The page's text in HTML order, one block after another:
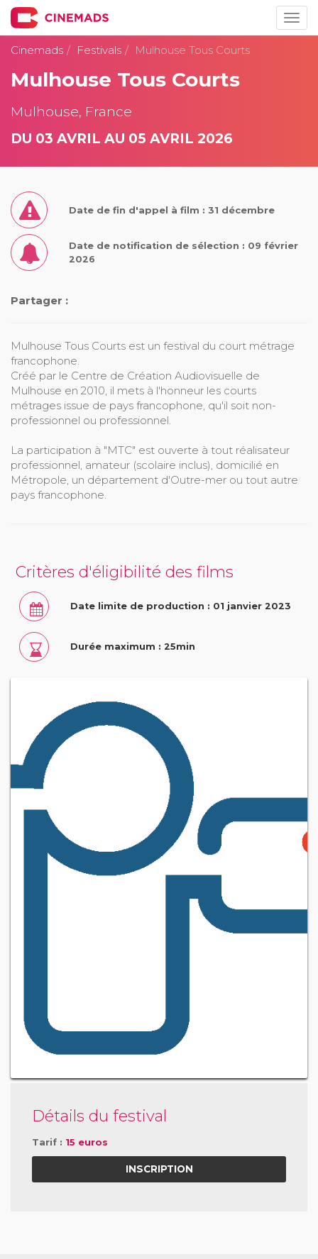
Cinemads
Festivals Mulhouse Tous Courts
Détails du festival
Tarif : 15 euros
INSCRIPTION
Mulhouse Tous Courts
Mulhouse, France
DU 03 AVRIL AU 05 AVRIL 2026
Date de fin d'appel à film : 31 décembre
Date de notification de sélection : 09 février
2026
Partager :
Mulhouse Tous Courts est un festival du court métrage
francophone.
Créé par le Centre de Création Audiovisuelle de
Mulhouse en 2010, il mets à l'honneur les courts
métrages issue de pays francophone, qu'il soit non-
professionnel ou professionnel.
La participation à "MTC" est ouverte à tout réalisateur
professionnel, amateur (scolaire inclus), domicilié en
Métropole, un département d'Outre-mer ou tout autre
pays francophone.
Critères d'éligibilité des films
Date limite de production : 01 janvier 2023
Durée maximum : 25min